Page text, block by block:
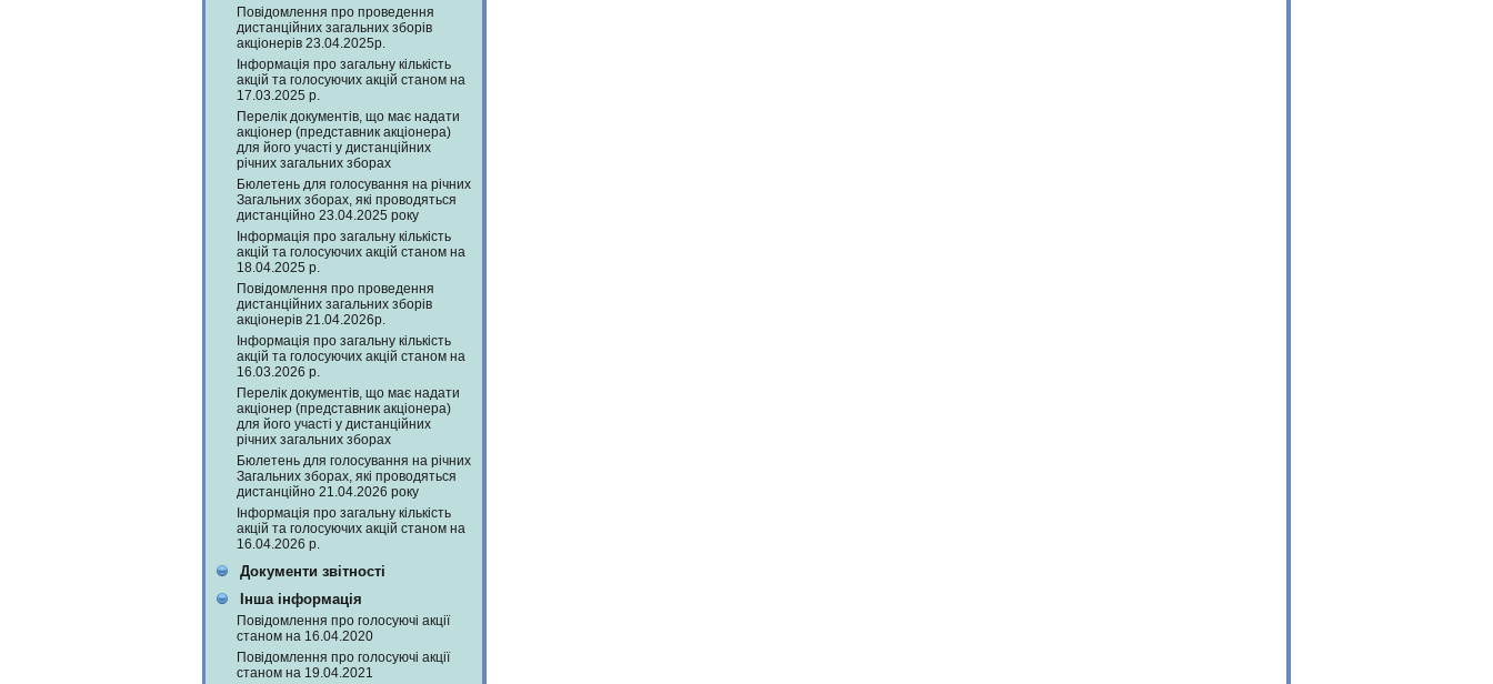
Повідомлення про проведення
дистанційних загальних зборів
акціонерів 23.04.2025р.
Інформація про загальну кількість
акцій та голосуючих акцій станом на
17.03.2025 р.
Перелік документів, що має надати
акціонер (представник акціонера)
для його участі у дистанційних
річних загальних зборах
Бюлетень для голосування на річних
Загальних зборах, які проводяться
дистанційно 23.04.2025 року
Інформація про загальну кількість
акцій та голосуючих акцій станом на
18.04.2025 р.
Повідомлення про проведення
дистанційних загальних зборів
акціонерів 21.04.2026р.
Інформація про загальну кількість
акцій та голосуючих акцій станом на
16.03.2026 р.
Перелік документів, що має надати
акціонер (представник акціонера)
для його участі у дистанційних
річних загальних зборах
Бюлетень для голосування на річних
Загальних зборах, які проводяться
дистанційно 21.04.2026 року
Інформація про загальну кількість
акцій та голосуючих акцій станом на
16.04.2026 р.
Документи звітності
Інша інформація
Повідомлення про голосуючі акції
станом на 16.04.2020
Повідомлення про голосуючі акції
станом на 19.04.2021